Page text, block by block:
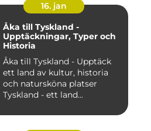
16. jan
Åka till Tyskland -
Upptäckningar, Typer och
Historia
Åka till Tyskland - Upptäck
ett land av kultur, historia
och natursköna platser
Tyskland - ett land...